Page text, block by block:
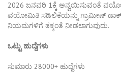
2026 ಜನವರಿ 1ಕ್ಕೆ ಅನ್ವಯಿಸುವಂತೆ
ವಯೋಮಿತಿ ಸಡಿಲಿಕೆಯನ್ನು ಗ್ರಾಮೀಣ್
ನಿಯಮಗಳಿಗೆ ತಕ್ಕಂತೆ ನೀಡಲಾಗುವುದು.
ಒಟ್ಟು ಹುದ್ದೆಗಳು
ಸುಮಾರು 28000+ ಹುದ್ದೆಗಳು